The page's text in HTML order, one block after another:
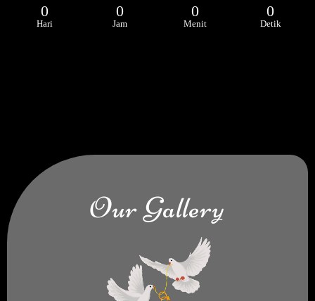
0
Hari
0
Jam
0
Menit
0
Detik
Our Gallery